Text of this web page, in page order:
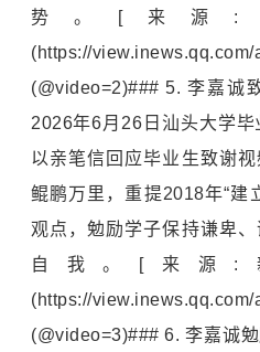
势。[来源:
(https://
(@video=2)### 5. 李嘉诚
2026年6月26日 汕头大学毕
以亲笔信回应毕业生致谢视
鲲鹏万里，重提2018年“建
观点，勉励学子保持谦卑
自我。[来源:
(https://
(@video=3)### 6. 李嘉诚